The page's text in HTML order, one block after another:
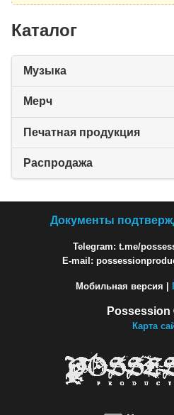
Каталог
Музыка
Мерч
Печатная продукция
Распродажа
Документы
Telegram: t.me/
E-mail:
Мобильная версия |
Possession
Карта